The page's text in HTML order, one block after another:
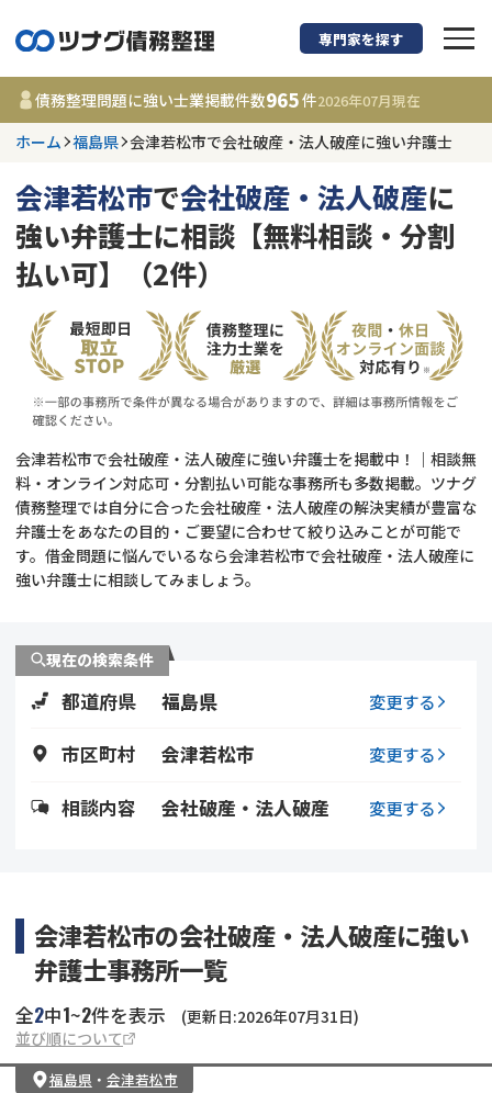
債務整理に強い弁
福島県
事務所 965
件
更新日 :2026年07月31日
相談内容で探す
借金返済相談・交渉
時効援用
会社破産・法人破産
費用相場
債務整理
個人再生（民事再生）
専門家を探す
債務整理問題に強い士業掲載件数965件2026年07月現在
ホーム 福島県 会津若松市で会社破産・法人破産に強い弁護士
会津若松市で会社破産・法人破産に
強い弁護士に相談【無料相談・分割
払い可】（2件）
会津若松市で会社破産・法人破産に強い弁護士を掲載中！｜相談無
料・オンライン対応可・分割払い可能な事務所も多数掲載。ツナグ
債務整理では自分に合った会社破産・法人破産の解決実績が豊富な
弁護士をあなたの目的・ご要望に合わせて絞り込みことが可能で
す。借金問題に悩んでいるなら会津若松市で会社破産・法人破産に
強い弁護士に相談してみましょう。
現在の検索条件
都道府県 福島県 変更する
市区町村 会津若松市 変更する
相談内容 会社破産・法人破産 変更する
会津若松市の会社破産・法人破産に強い
弁護士事務所一覧
全2中1~2件を表示
(更新日:2026年07月31日)
並び順について
福島県 ・ 会津若松市